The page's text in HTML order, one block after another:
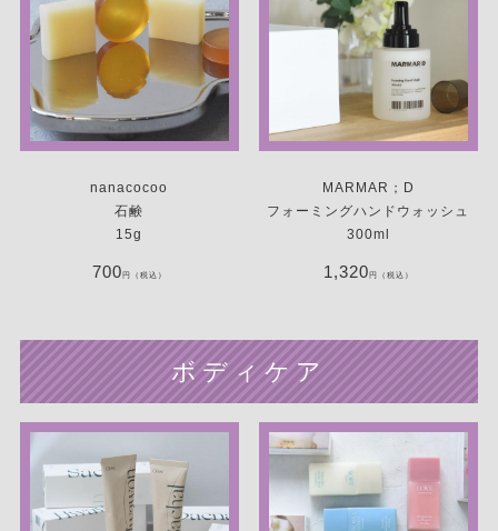
nanacocoo
石鹸
15g
700円（税込）
MARMAR；D
フォーミングハンドウォッシュ
300ml
1,320円（税込）
ボディケア